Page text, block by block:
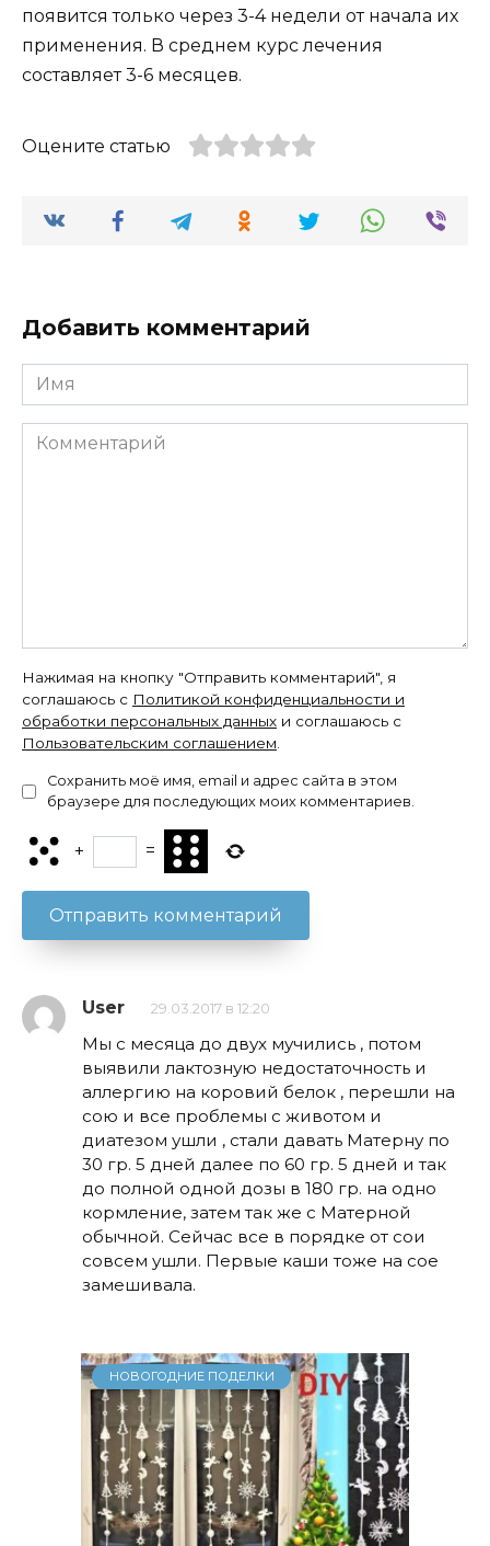
появится только через 3-4 недели от начала их
применения. В среднем курс лечения
составляет 3-6 месяцев.
Оцените статью
Добавить комментарий
Имя
Комментарий
Нажимая на кнопку "Отправить комментарий", я
соглашаюсь с Политикой конфиденциальности и
обработки персональных данных и соглашаюсь с
Пользовательским соглашением.
Сохранить моё имя, email и адрес сайта в этом
браузере для последующих моих комментариев.
+ =
User 29.03.2017 в 12:20
Мы с месяца до двух мучились , потом
выявили лактозную недостаточность и
аллергию на коровий белок , перешли на
сою и все проблемы с животом и
диатезом ушли , стали давать Матерну по
30 гр. 5 дней далее по 60 гр. 5 дней и так
до полной одной дозы в 180 гр. на одно
кормление, затем так же с Матерной
обычной. Сейчас все в порядке от сои
совсем ушли. Первые каши тоже на сое
замешивала.
НОВОГОДНИЕ ПОДЕЛКИ